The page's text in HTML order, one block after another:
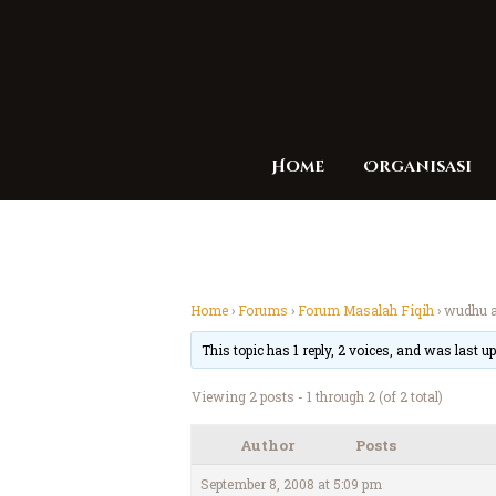
Home Organisasi
Home›Forums ›Forum Masalah Fiqih ›wudhu
This topic has 1 reply, 2 voices, and was last
Viewing 2 posts - 1 through 2 (of 2 total)
Author Posts
September 8, 2008 at 5:09 pm